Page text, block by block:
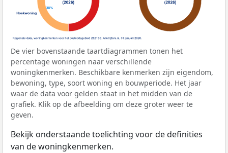
De vier bovenstaande taartdiagrammen tonen het
percentage woningen naar verschillende
woningkenmerken. Beschikbare kenmerken zijn eigendom,
bewoning, type, soort woning en bouwperiode. Het jaar
waar de data voor gelden staat in het midden van de
grafiek. Klik op de afbeelding om deze groter weer te
geven.
Bekijk onderstaande toelichting voor de definities
van de woningkenmerken.